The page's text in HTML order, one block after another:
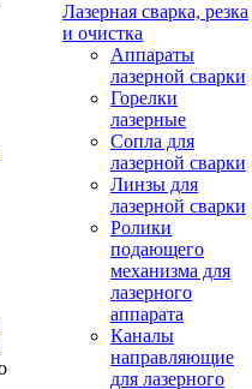
Лазерная сварка, резка
и очистка
Аппараты
лазерной сварки
Горелки
лазерные
Сопла для
лазерной сварки
Линзы для
лазерной сварки
Ролики
подающего
механизма для
лазерного
аппарата
Каналы
направляющие
для лазерного